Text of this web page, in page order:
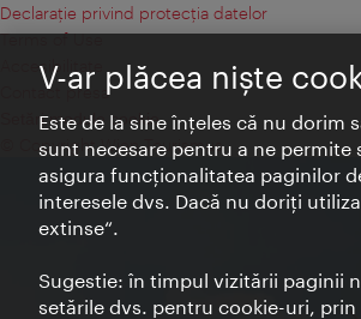
Declaraţie privind protecţia datelor
Terms of Use
Accesibilitate
Contact presa
Setări module cookie
© Copyright Wien Tourismus
V-ar plăcea nişte
Este de la sine înţeles că nu dorim
sunt necesare pentru a ne
asigura funcţionalitatea paginilor
interesele dvs. Dacă nu doriţi
extinse“.
Sugestie: în timpul vizitării paginii
setările dvs. pentru cookie-uri,